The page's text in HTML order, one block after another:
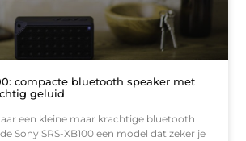
compacte bluetooth speaker met
geluid
een kleine maar krachtige bluetooth
Sony SRS-XB100 een model dat zeker je